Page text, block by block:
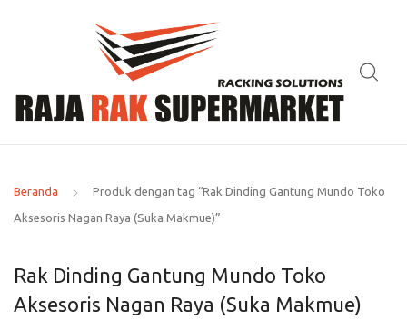
Beranda Produk dengan tag “Rak Dinding Gantung Mundo Toko
Aksesoris Nagan Raya (Suka Makmue)”
Rak Dinding Gantung Mundo Toko
Aksesoris Nagan Raya (Suka Makmue)